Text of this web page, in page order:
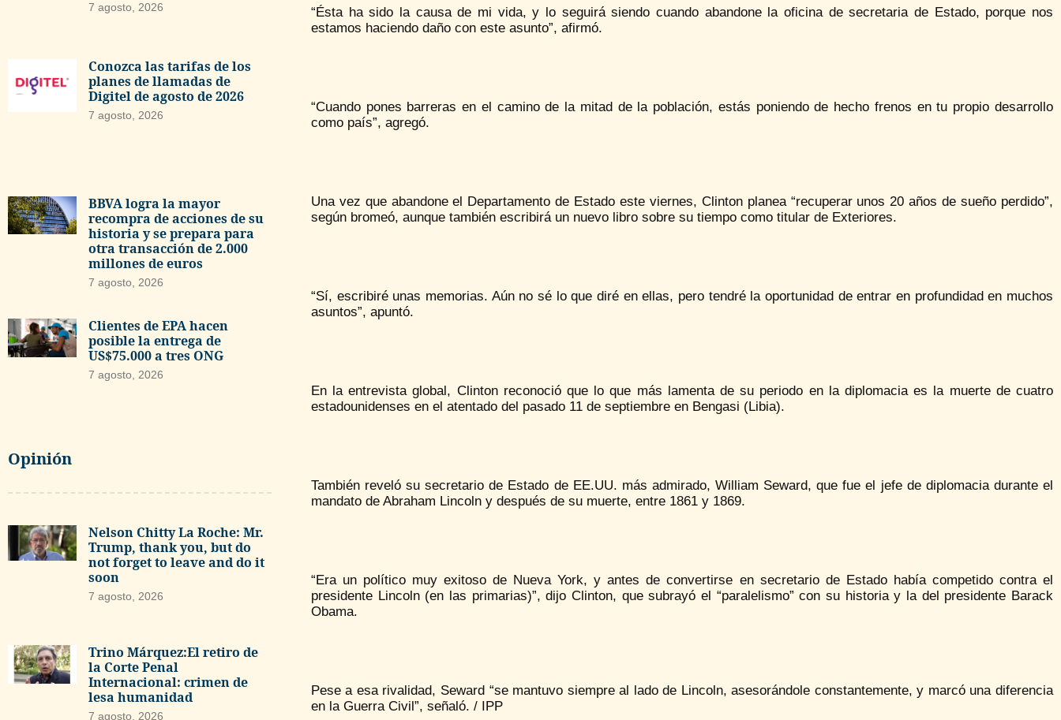
7 agosto, 2026
Conozca las tarifas de los
planes de llamadas de
Digitel de agosto de 2026
7 agosto, 2026
BBVA logra la mayor
recompra de acciones de su
historia y se prepara para
otra transacción de 2.000
millones de euros
7 agosto, 2026
Clientes de EPA hacen
posible la entrega de
US$75.000 a tres ONG
7 agosto, 2026
Opinión
Nelson Chitty La Roche: Mr.
Trump, thank you, but do
not forget to leave and do it
soon
7 agosto, 2026
Trino Márquez:El retiro de
la Corte Penal
Internacional: crimen de
lesa humanidad
7 agosto, 2026
“Ésta ha sido la causa de mi vida, y lo seguirá siendo cuando abandone la oficina de secretaria de Estado, porque nos
estamos haciendo daño con este asunto”, afirmó.
“Cuando pones barreras en el camino de la mitad de la población, estás poniendo de hecho frenos en tu propio desarrollo
como país”, agregó.
Una vez que abandone el Departamento de Estado este viernes, Clinton planea “recuperar unos 20 años de sueño perdido”,
según bromeó, aunque también escribirá un nuevo libro sobre su tiempo como titular de Exteriores.
“Sí, escribiré unas memorias. Aún no sé lo que diré en ellas, pero tendré la oportunidad de entrar en profundidad en muchos
asuntos”, apuntó.
En la entrevista global, Clinton reconoció que lo que más lamenta de su periodo en la diplomacia es la muerte de cuatro
estadounidenses en el atentado del pasado 11 de septiembre en Bengasi (Libia).
También reveló su secretario de Estado de EE.UU. más admirado, William Seward, que fue el jefe de diplomacia durante el
mandato de Abraham Lincoln y después de su muerte, entre 1861 y 1869.
“Era un político muy exitoso de Nueva York, y antes de convertirse en secretario de Estado había competido contra el
presidente Lincoln (en las primarias)”, dijo Clinton, que subrayó el “paralelismo” con su historia y la del presidente Barack
Obama.
Pese a esa rivalidad, Seward “se mantuvo siempre al lado de Lincoln, asesorándole constantemente, y marcó una diferencia
en la Guerra Civil”, señaló. / IPP